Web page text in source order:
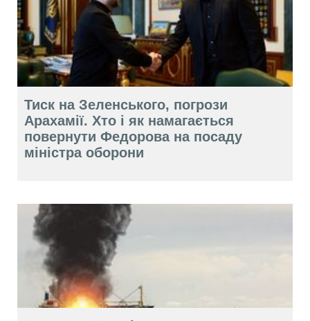
Тиск на Зеленського, погрози
Арахамії. Хто і як намагається
повернути Федорова на посаду
міністра оборони